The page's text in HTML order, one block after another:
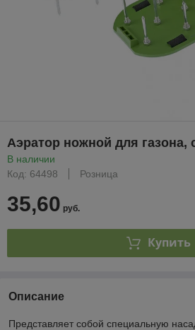
Аэратор ножной для газона,
В наличии
Код: 64498
Розница
35,60 руб.
Купить
Описание
Представляет собой специальную